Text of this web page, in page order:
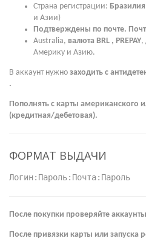
Страна регистрации: Бразилия
и Азии)
Подтверждены по почте.
Australia, валюта BRL , PREPAY,
Америку и Азию.
В аккаунт нужно заходить с
.
Пополнять с карты американского
(кредитная/дебетовая).
ФОРМАТ ВЫДАЧИ
Логин:Пароль:Почта:Пароль
После покупки проверяйте
После привязки карты или запуска